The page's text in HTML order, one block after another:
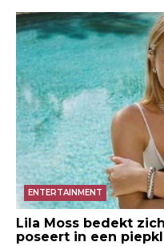
ENTERTAINMENT
Lila Moss bedekt
poseert in een